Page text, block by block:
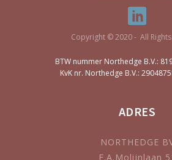
Copyright © 2020 - All
BTW nummer Northedge B.V.:
KvK nr. Northedge B.V.:
ADRES
NORTHEDGE
F.A.Molijnlaan